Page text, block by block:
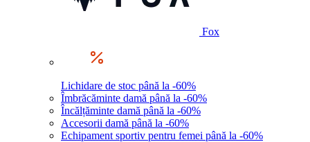
Fox
Lichidare de stoc până la -60%
Îmbrăcăminte damă până la -60%
Încălțăminte damă până la -60%
Accesorii damă până la -60%
Echipament sportiv pentru femei până la -60%